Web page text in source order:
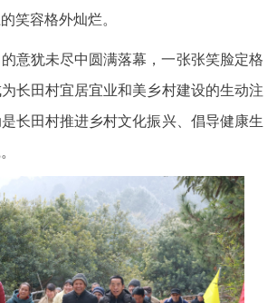
笑容格外灿烂。
意犹未尽中圆满落幕，一张张笑脸定格
长田村宜居宜业和美乡村建设的生动注
长田村推进乡村文化振兴、倡导健康生